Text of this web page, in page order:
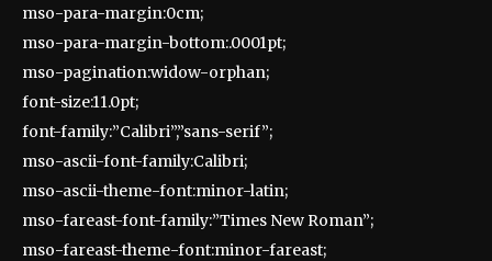
mso-para-margin:0cm;
mso-para-margin-bottom:.0001pt;
mso-pagination:widow-orphan;
font-size:11.0pt;
font-family:”Calibri”,”sans-serif”;
mso-ascii-font-family:Calibri;
mso-ascii-theme-font:minor-latin;
mso-fareast-font-family:”Times New Roman”;
mso-fareast-theme-font:minor-fareast;